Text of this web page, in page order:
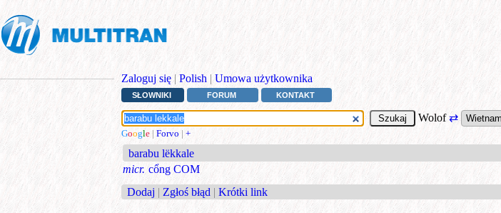
Zaloguj się | Polish | Umowa użytkownika
SŁOWNIKI FORUM KONTAKT
Wolof⇄
Google | Forvo | +
barabu lëkkale
micr. cổng COM
Dodaj | Zgłoś błąd | Krótki link